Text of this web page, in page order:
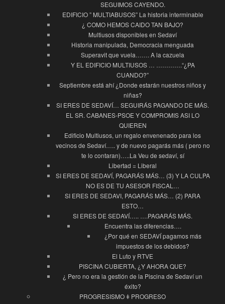
SEGUIMOS CAYENDO.
EDIFICIO ” MULTIABUSOS” La historia interminable
¿ COMO HEMOS CAIDO TAN BAJO?
Multiusos disponibles en Sedaví
Historia manipulada, Democracia menguada
Superavit que vuela……. A la cazuela
Y EL EDIFICIO MULTIUSOS … ………….“¿PA
CUANDO?”
Septiembre está ahí ¿Donde estarán nuestros niños y
niñas?
SI ERES DE SEDAVÍ… SEGUIRÁS PAGANDO DE MÁS.
EL SR. CABANES-PSOE Y COMPROMIS ASI LO
QUIEREN
Edificio Multiusos, un regalo envenenado para los
vecinos de Sedaví….. y de nuevo pagarás más ( pero no
te lo contaran)…..La Veu de sedaví, sí
Libertad = Liberal
SI ERES DE SEDAVÍ, PAGARÁS MÁS… (3) Y LA CULPA
NO ES DE TU ASESOR FISCAL…
SI ERES DE SEDAVI, PAGARÁS MÁS… (2) PARA
ESTO…
SI ERES DE SEDAVÍ….. ….PAGARÁS MÁS.
Encuentra las diferencias….
¿Por qué en SEDAVÍ pagamos más
impuestos de los debidos?
El Luto y RTVE
PISCINA CUBIERTA, ¿Y AHORA QUE?
¿ Pero no era la gestión de la Piscina de Sedaví un
éxito?
PROGRESISMO ǂ PROGRESO